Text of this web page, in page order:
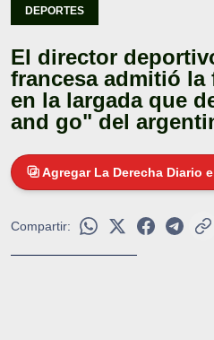
DEPORTES
El director
francesa admitió la
en la largada que
and go" del
Agregar La Derecha Diario
Compartir: